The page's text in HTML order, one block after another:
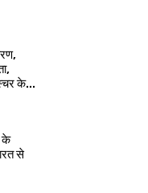
के...
के
से